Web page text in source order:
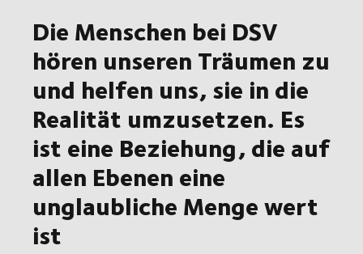
Die Menschen bei DSV
hören unseren Träumen zu
und helfen uns, sie in die
Realität umzusetzen. Es
ist eine Beziehung, die auf
allen Ebenen eine
unglaubliche Menge wert
ist